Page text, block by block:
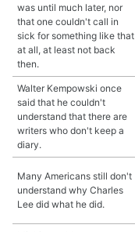
was until much later, nor
that one couldn't call in
sick for something like that
at all, at least not back
then.
Walter Kempowski once
said that he couldn't
understand that there are
writers who don't keep a
diary.
Many Americans still don't
understand why Charles
Lee did what he did.